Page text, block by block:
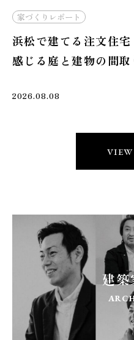
家づくりコーディネーター
浜松で注文住宅を建
ンテリアと建築が調和
2026.08.06
建